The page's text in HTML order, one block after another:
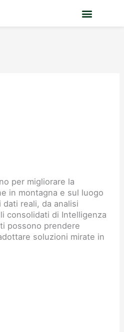
per migliorare la
in montagna e sul luogo
reali, da analisi
consolidati di Intelligenza
possono prendere
soluzioni mirate in